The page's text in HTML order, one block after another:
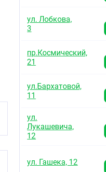
ул. Лобкова,
3
пр.Космический,
21
ул.Бархатовой,
11
ул.
Лукашевича,
12
ул. Гашека, 12